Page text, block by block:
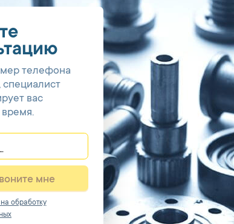
телефона
вас
мне
обработку